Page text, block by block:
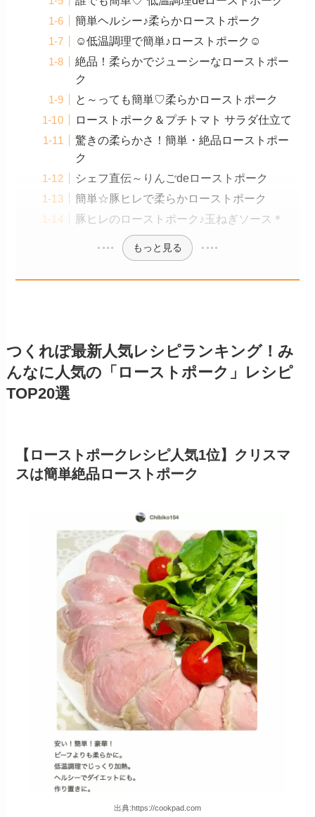
簡単ヘルシー♪柔らかローストポーク
☺低温調理で簡単♪ローストポーク☺
絶品！柔らかでジューシーなローストポー
ク
と～っても簡単♡柔らかローストポーク
ローストポーク＆プチトマト サラダ仕立て
驚きの柔らかさ！簡単・絶品ローストポー
ク
シェフ直伝～りんごdeローストポーク
簡単☆豚ヒレで柔らかローストポーク
豚ヒレのローストポーク♪玉ねぎソース＊
もっと見る
つくれぽ最新人気レシピランキング！み
んなに人気の「ローストポーク」レシピ
TOP20選
【ローストポークレシピ人気1位】クリスマ
スは簡単絶品ローストポーク
出典:https://cookpad.com